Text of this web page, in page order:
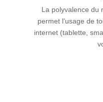
La polyvalence du
permet l’usage de
internet (tablette,